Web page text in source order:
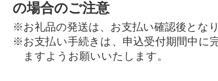
の場合のご注意
※お礼品の発送は、お支払い確認後とな
※お支払い手続きは、申込受付期間中に
ますようお願いいたします。